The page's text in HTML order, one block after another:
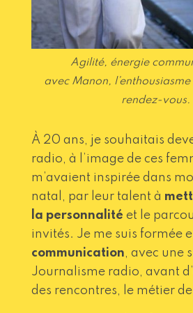
Agilité, énergie
avec Manon,
rendez-vous.
À 20 ans, je souhaitais
radio, à l’image de ces
m’avaient inspirée dans
natal, par leur talent à
la personnalité et le
invités. Je me suis formée
communication, avec une
Journalisme radio, avant
des rencontres, le métier